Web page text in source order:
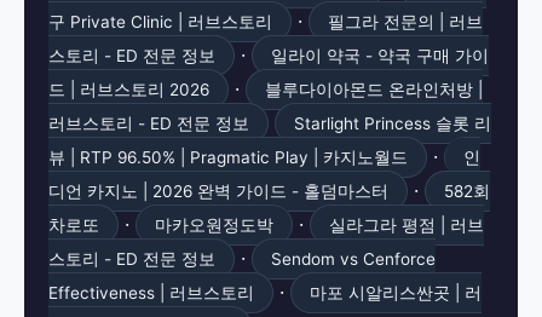
구 Private Clinic | 러브스토리
·
필그라 전문의 | 러브
스토리 - ED 전문 정보
·
일라이 약국 - 약국 구매 가이
드 | 러브스토리 2026
·
블루다이아몬드 온라인처방 |
러브스토리 - ED 전문 정보
Starlight Princess 슬롯 리
뷰 | RTP 96.50% | Pragmatic Play | 카지노월드
·
인
디언 카지노 | 2026 완벽 가이드 - 홀덤마스터
·
582회
차로또
· 마카오원정도박 ·
실라그라 평점 | 러브
스토리 - ED 전문 정보
·
Sendom vs Cenforce
Effectiveness | 러브스토리
·
마포 시알리스싼곳 | 러